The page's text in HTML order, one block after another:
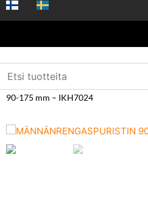
Etusivu
Koneet ja
90-175 mm – IKH7024